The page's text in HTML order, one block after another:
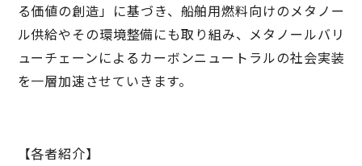
る価値の創造」に基づき、船舶用燃料向けのメタノー
ル供給やその環境整備にも取り組み、メタノールバリ
ューチェーンによるカーボンニュートラルの社会実装
を一層加速させていきます。
【各者紹介】